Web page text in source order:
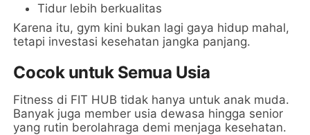
Tidur lebih berkualitas
Karena itu, gym kini bukan lagi gaya hidup mahal,
tetapi investasi kesehatan jangka panjang.
Cocok untuk Semua Usia
Fitness di FIT HUB tidak hanya untuk anak muda.
Banyak juga member usia dewasa hingga senior
yang rutin berolahraga demi menjaga kesehatan.